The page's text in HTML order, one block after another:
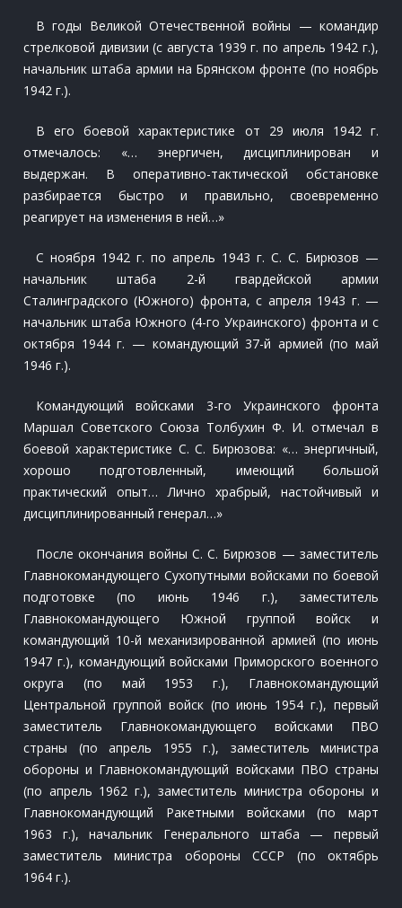
В годы Великой Отечественной войны — командир
стрелковой дивизии (с августа 1939 г. по апрель 1942 г.),
начальник штаба армии на Брянском фронте (по ноябрь
1942 г.).
В его боевой характеристике от 29 июля 1942 г.
отмечалось: «… энергичен, дисциплинирован и
выдержан. В оперативно-тактической обстановке
разбирается быстро и правильно, своевременно
реагирует на изменения в ней…»
С ноября 1942 г. по апрель 1943 г. С. С. Бирюзов —
начальник штаба 2-й гвардейской армии
Сталинградского (Южного) фронта, с апреля 1943 г. —
начальник штаба Южного (4-го Украинского) фронта и с
октября 1944 г. — командующий 37-й армией (по май
1946 г.).
Командующий войсками 3-го Украинского фронта
Маршал Советского Союза Толбухин Ф. И. отмечал в
боевой характеристике С. С. Бирюзова: «… энергичный,
хорошо подготовленный, имеющий большой
практический опыт… Лично храбрый, настойчивый и
дисциплинированный генерал…»
После окончания войны С. С. Бирюзов — заместитель
Главнокомандующего Сухопутными войсками по боевой
подготовке (по июнь 1946 г.), заместитель
Главнокомандующего Южной группой войск и
командующий 10-й механизированной армией (по июнь
1947 г.), командующий войсками Приморского военного
округа (по май 1953 г.), Главнокомандующий
Центральной группой войск (по июнь 1954 г.), первый
заместитель Главнокомандующего войсками ПВО
страны (по апрель 1955 г.), заместитель министра
обороны и Главнокомандующий войсками ПВО страны
(по апрель 1962 г.), заместитель министра обороны и
Главнокомандующий Ракетными войсками (по март
1963 г.), начальник Генерального штаба — первый
заместитель министра обороны СССР (по октябрь
1964 г.).